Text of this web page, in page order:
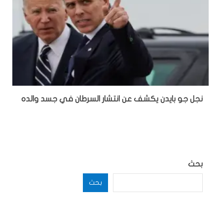
نجل جو بايدن يكشف عن انتشار السرطان في جسد والده
بحث
بحث